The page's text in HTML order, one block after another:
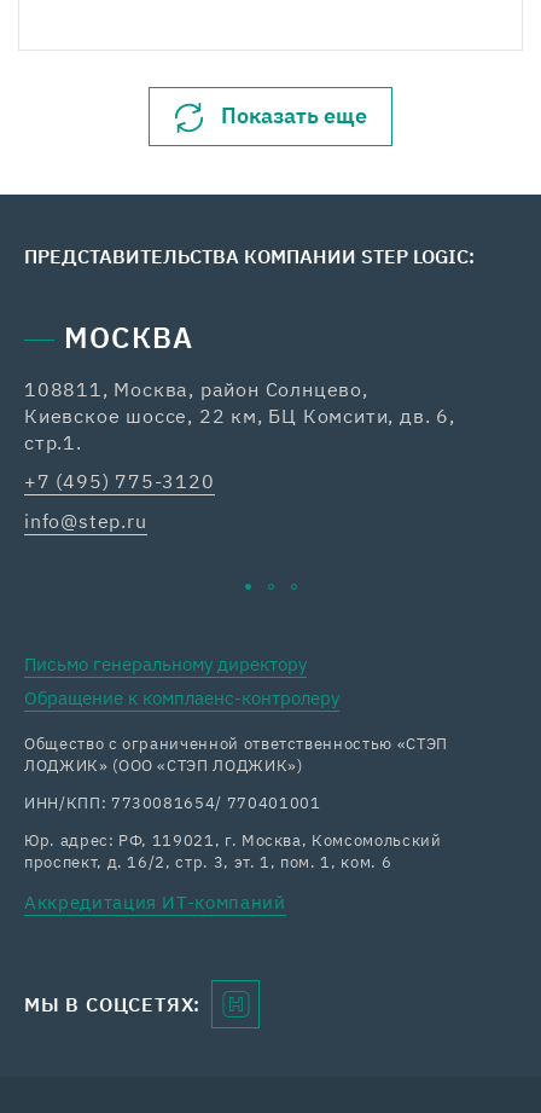
Показать еще
ПРЕДСТАВИТЕЛЬСТВА КОМПАНИИ STEP LOGIC:
МОСКВА
108811, Москва, район Солнцево,
Киевское шоссе, 22 км, БЦ Комсити, дв. 6,
стр.1.
+7 (495) 775-3120
info@step.ru
Письмо генеральному директору
Обращение к комплаенс-контролеру
Общество с ограниченной ответственностью «СТЭП
ЛОДЖИК» (ООО «СТЭП ЛОДЖИК»)
ИНН/КПП: 7730081654/ 770401001
Юр. адрес: РФ, 119021, г. Москва, Комсомольский
проспект, д. 16/2, стр. 3, эт. 1, пом. 1, ком. 6
Аккредитация ИТ-компаний
МЫ В СОЦСЕТЯХ: